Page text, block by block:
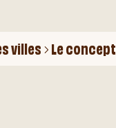
villes Le concept